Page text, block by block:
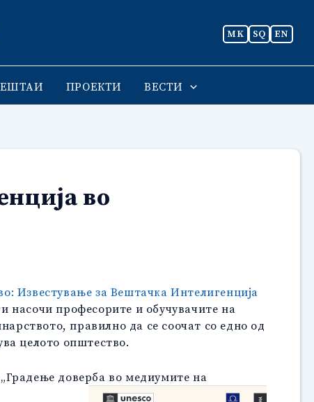
MK SQ EN
ПРОЕКТИ ВЕСТИ
во
Известување за Вештачка Интелигенција
насочи професорите и обучувачите на
правилно да се соочат со едно од
целото општество.
доверба во медиумите на